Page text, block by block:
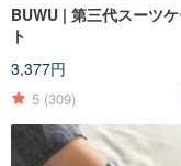
BUWU | 第三代スーツ
ト
3,377円
5 (309)